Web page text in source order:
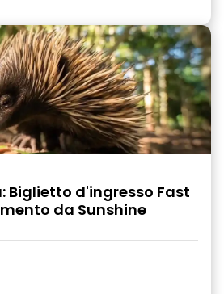
Biglietto d'ingresso Fast
da Sunshine